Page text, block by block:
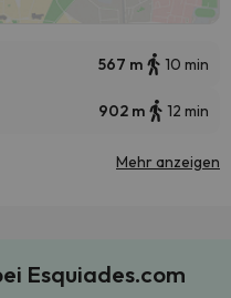
567 m 10 min
902 m 12 min
Mehr anzeigen
Esquiades.com